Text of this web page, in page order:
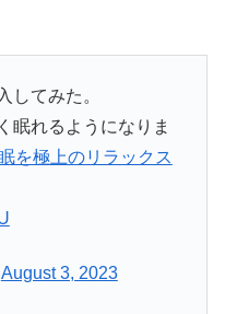
してみた。
眠れるようになりま
を極上のリラックス
August 3, 2023